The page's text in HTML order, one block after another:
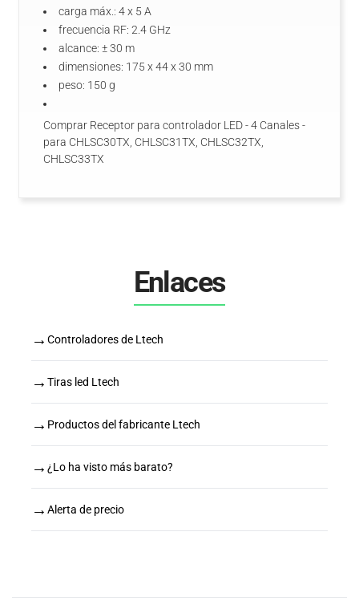
carga máx.: 4 x 5 A
frecuencia RF: 2.4 GHz
alcance: ± 30 m
dimensiones: 175 x 44 x 30 mm
peso: 150 g
Comprar Receptor para controlador LED - 4 Canales -
para CHLSC30TX, CHLSC31TX, CHLSC32TX,
CHLSC33TX
Enlaces
→ Controladores de Ltech
→ Tiras led Ltech
→ Productos del fabricante Ltech
→ ¿Lo ha visto más barato?
→ Alerta de precio